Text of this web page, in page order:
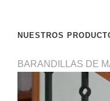
NUESTROS
BARANDILLAS DE